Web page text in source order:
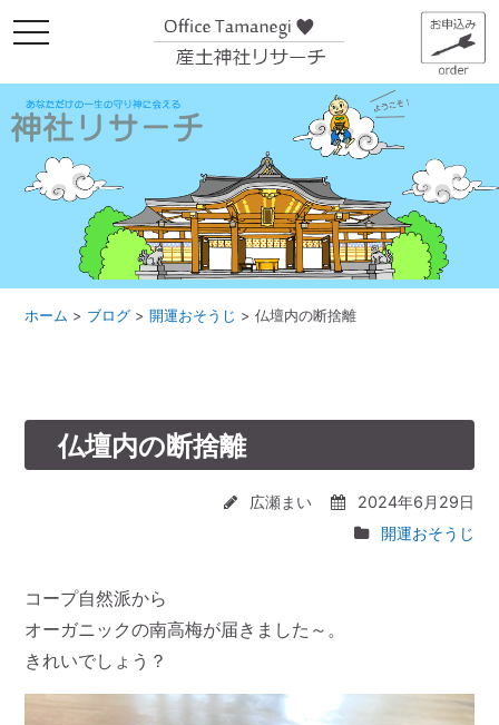
メ
ニ
ー
ホーム > ブログ >開運おそうじ >仏壇内の断捨離
仏壇内の断捨離
広瀬まい
2024年6月29日
開運おそうじ
コープ自然派から
オーガニックの南高梅が届きました～。
きれいでしょう？